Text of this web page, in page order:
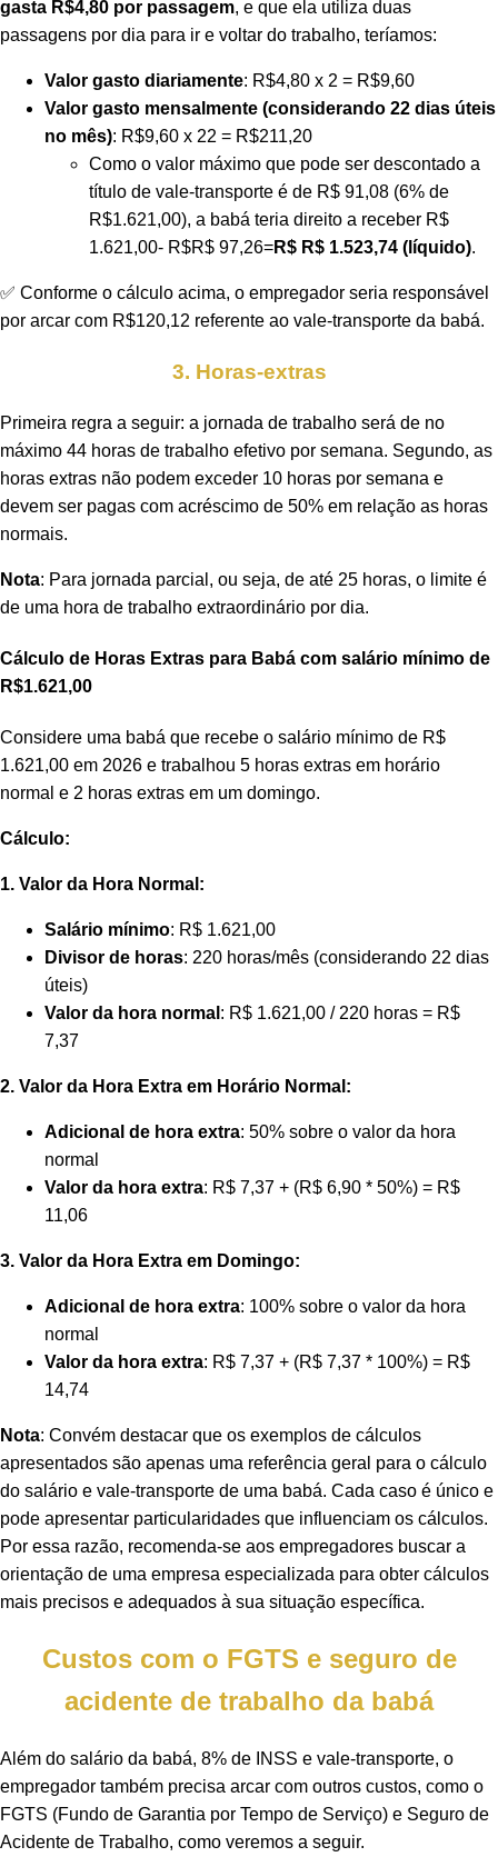
gasta R$4,80 por passagem, e que ela utiliza duas
passagens por dia para ir e voltar do trabalho, teríamos:
Valor gasto diariamente: R$4,80 x 2 = R$9,60
Valor gasto mensalmente (considerando 22 dias úteis
no mês): R$9,60 x 22 = R$211,20
Como o valor máximo que pode ser descontado a
título de vale-transporte é de R$ 91,08 (6% de
R$1.621,00), a babá teria direito a receber R$
1.621,00- R$R$ 97,26=R$ R$ 1.523,74 (líquido).
✅ Conforme o cálculo acima, o empregador seria responsável
por arcar com R$120,12 referente ao vale-transporte da babá.
3. Horas-extras
Primeira regra a seguir: a jornada de trabalho será de no
máximo 44 horas de trabalho efetivo por semana. Segundo, as
horas extras não podem exceder 10 horas por semana e
devem ser pagas com acréscimo de 50% em relação as horas
normais.
Nota: Para jornada parcial, ou seja, de até 25 horas, o limite é
de uma hora de trabalho extraordinário por dia.
Cálculo de Horas Extras para Babá com salário mínimo de
R$1.621,00
Considere uma babá que recebe o salário mínimo de R$
1.621,00 em 2026 e trabalhou 5 horas extras em horário
normal e 2 horas extras em um domingo.
Cálculo:
1. Valor da Hora Normal:
Salário mínimo: R$ 1.621,00
Divisor de horas: 220 horas/mês (considerando 22 dias
úteis)
Valor da hora normal : R$ 1.621,00 / 220 horas = R$
7,37
2. Valor da Hora Extra em Horário Normal:
Adicional de hora extra: 50% sobre o valor da hora
normal
Valor da hora extra: R$ 7,37 + (R$ 6,90 * 50%) = R$
11,06
3. Valor da Hora Extra em Domingo:
Adicional de hora extra: 100% sobre o valor da hora
normal
Valor da hora extra: R$ 7,37 + (R$ 7,37 * 100%) = R$
14,74
Nota: Convém destacar que os exemplos de cálculos
apresentados são apenas uma referência geral para o cálculo
do salário e vale-transporte de uma babá. Cada caso é único e
pode apresentar particularidades que influenciam os cálculos.
Por essa razão, recomenda-se aos empregadores buscar a
orientação de uma empresa especializada para obter cálculos
mais precisos e adequados à sua situação específica.
Custos com o FGTS e seguro de
acidente de trabalho da babá
Além do salário da babá, 8% de INSS e vale-transporte, o
empregador também precisa arcar com outros custos, como o
FGTS (Fundo de Garantia por Tempo de Serviço) e Seguro de
Acidente de Trabalho, como veremos a seguir.